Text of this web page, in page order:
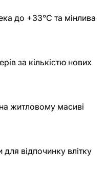
до +33°C та мінлива
за кількістю нових
житловому масиві
відпочинку влітку